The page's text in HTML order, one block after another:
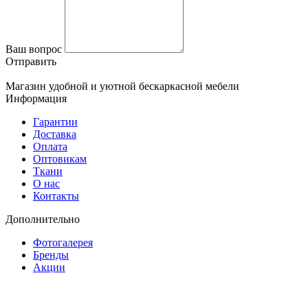
Ваш вопрос
Отправить
Магазин удобной и уютной бескаркасной мебели
Информация
Гарантии
Доставка
Оплата
Оптовикам
Ткани
О нас
Контакты
Дополнительно
Фотогалерея
Бренды
Акции